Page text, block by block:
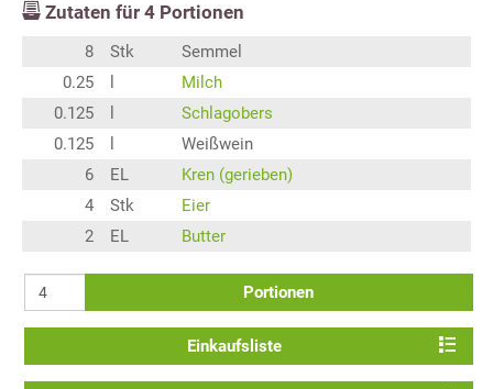
Zutaten für 4 Portionen
8 Stk
Semmel
0.25
Milch
0.125
Schlagobers
0.125
Weißwein
6
EL
Kren (gerieben)
4
Stk
Eier
2
EL Butter
Portionen
Einkaufsliste